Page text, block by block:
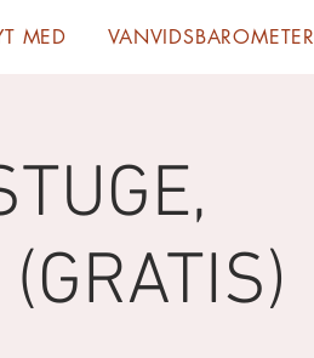
MED VANVIDSBAROMETER